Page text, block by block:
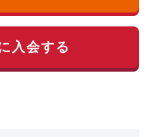
入会する